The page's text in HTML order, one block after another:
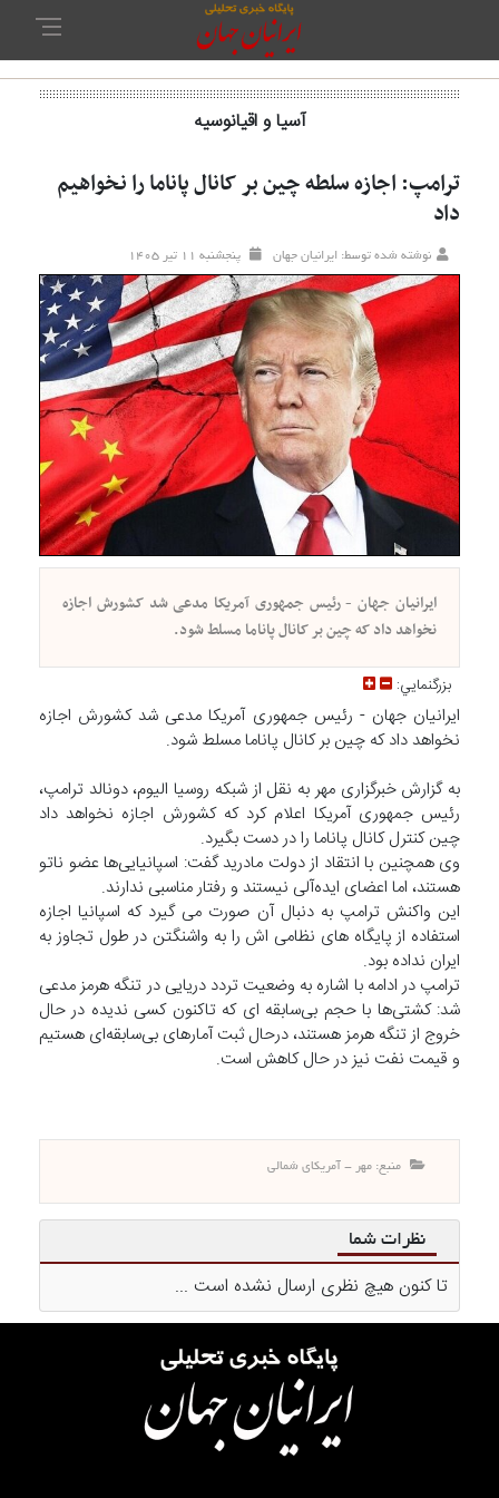
آسیا و اقیانوسیه
ترامپ: اجازه سلطه چین بر کانال پاناما را نخواهیم
داد
نوشته شده توسط: ایرانیان جهان پنجشنبه ۱۱ تير ۱۴۰۵
ایرانیان جهان - رئیس جمهوری آمریکا مدعی شد کشورش اجازه
نخواهد داد که چین بر کانال پاناما مسلط شود.
بزرگنمايي:
ایرانیان جهان - رئیس جمهوری آمریکا مدعی شد کشورش اجازه
نخواهد داد که چین بر کانال پاناما مسلط شود.
به گزارش خبرگزاری مهر به نقل از شبکه روسیا الیوم، دونالد ترامپ،
رئیس جمهوری آمریکا اعلام کرد که کشورش اجازه نخواهد داد
چین کنترل کانال پاناما را در دست بگیرد.
وی همچنین با انتقاد از دولت مادرید گفت: اسپانیایی‌ها عضو ناتو
هستند، اما اعضای ایده‌آلی نیستند و رفتار مناسبی ندارند.
این واکنش ترامپ به دنبال آن صورت می گیرد که اسپانیا اجازه
استفاده از پایگاه های نظامی اش را به واشنگتن در طول تجاوز به
ایران نداده بود.
ترامپ در ادامه با اشاره به وضعیت تردد دریایی در تنگه هرمز مدعی
شد: کشتی‌ها با حجم بی‌سابقه ای که تاکنون کسی ندیده در حال
خروج از تنگه هرمز هستند، درحال ثبت آمارهای بی‌سابقه‌ای هستیم
و قیمت نفت نیز در حال کاهش است.
منبع: مهر - آمریکای شمالی
نظرات شما
تا کنون هیچ نظری ارسال نشده است ...